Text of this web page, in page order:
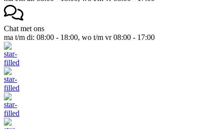
Chat met ons
ma t/m di: 08:00 - 18:00, wo t/m vr 08:00 - 17:00